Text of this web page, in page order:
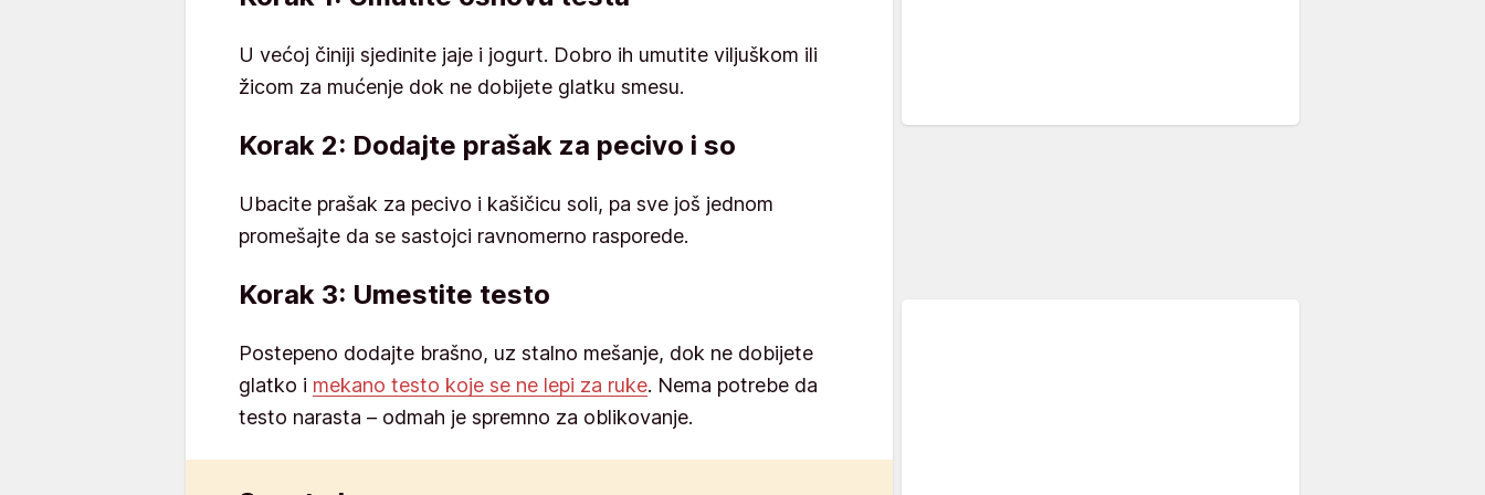
U većoj činiji sjedinite jaje i jogurt. Dobro ih umutite viljuškom ili
žicom za mućenje dok ne dobijete glatku smesu.
Korak 2: Dodajte prašak za pecivo i so
Ubacite prašak za pecivo i kašičicu soli, pa sve još jednom
promešajte da se sastojci ravnomerno rasporede.
Korak 3: Umestite testo
Postepeno dodajte brašno, uz stalno mešanje, dok ne dobijete
glatko i mekano testo koje se ne lepi za ruke. Nema potrebe da
testo narasta – odmah je spremno za oblikovanje.